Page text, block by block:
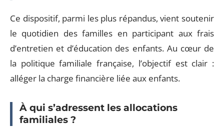
Ce dispositif, parmi les plus répandus, vient soutenir
le quotidien des familles en participant aux frais
d’entretien et d’éducation des enfants. Au cœur de
la politique familiale française, l’objectif est clair :
alléger la charge financière liée aux enfants.
À qui s’adressent les allocations
familiales ?